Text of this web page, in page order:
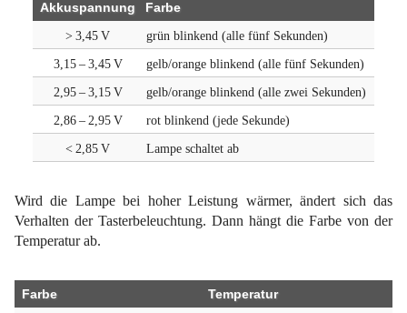
Akkuspannung Farbe
> 3,45 V
grün blinkend (alle fünf Sekunden)
3,15 – 3,45 V
gelb/orange blinkend (alle fünf Sekunden)
2,95 – 3,15 V
gelb/orange blinkend (alle zwei Sekunden)
2,86 – 2,95 V
rot blinkend (jede Sekunde)
< 2,85 V
Lampe schaltet ab
Wird die Lampe bei hoher Leistung wärmer, ändert sich das
Verhalten der Tasterbeleuchtung. Dann hängt die Farbe von der
Temperatur ab.
Farbe Temperatur